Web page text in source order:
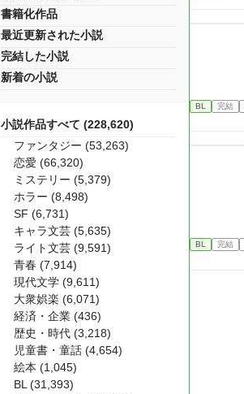
BL 完結
BL 完結
書籍化作品
最近更新された小説
完結した小説
新着の小説
小説作品すべて (228,620)
ファンタジー (53,263)
恋愛 (66,320)
ミステリー (5,379)
ホラー (8,498)
SF (6,731)
キャラ文芸 (5,635)
ライト文芸 (9,591)
青春 (7,914)
現代文学 (9,611)
大衆娯楽 (6,071)
経済・企業 (436)
歴史・時代 (3,218)
児童書・童話 (4,654)
絵本 (1,045)
BL (31,393)